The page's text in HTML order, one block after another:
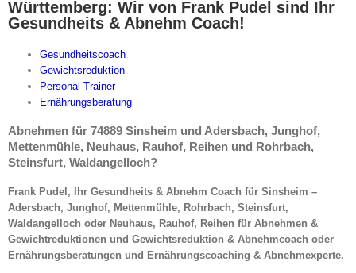
Württemberg: Wir von Frank Pudel sind Ihr
Gesundheits & Abnehm Coach!
Gesundheitscoach
Gewichtsreduktion
Personal Trainer
Ernährungsberatung
Abnehmen für 74889 Sinsheim und Adersbach, Junghof,
Mettenmühle, Neuhaus, Rauhof, Reihen und Rohrbach,
Steinsfurt, Waldangelloch?
Frank Pudel, Ihr Gesundheits & Abnehm Coach für Sinsheim –
Adersbach, Junghof, Mettenmühle, Rohrbach, Steinsfurt,
Waldangelloch oder Neuhaus, Rauhof, Reihen für Abnehmen &
Gewichtreduktionen und Gewichtsreduktion & Abnehmcoach oder
Ernährungsberatungen und Ernährungscoaching & Abnehmexperte.